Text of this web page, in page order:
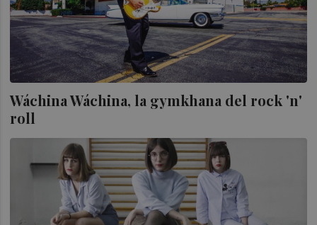
Wáchina Wáchina, la gymkhana del rock 'n'
roll